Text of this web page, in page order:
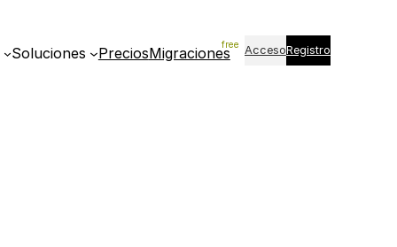
Soluciones PreciosMigraciones AccesoRegistro